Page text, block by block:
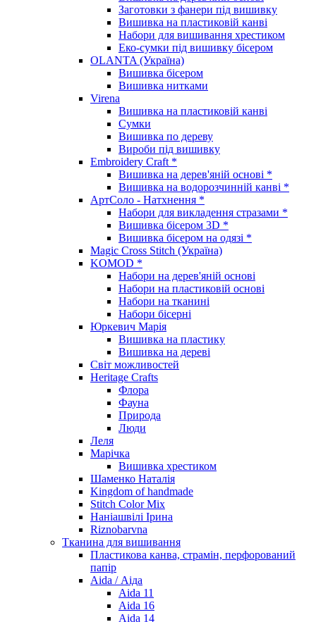
Заготовки з фанери під вишивку
Вишивка на пластиковій канві
Набори для вишивання хрестиком
Еко-сумки під вишивку бісером
OLANTA (Україна)
Вишивка бісером
Вишивка нитками
Virena
Вишивка на пластиковій канві
Сумки
Вишивка по дереву
Вироби під вишивку
Embroidery Craft *
Вишивка на дерев'яній основі *
Вишивка на водорозчинній канві *
АртСоло - Натхнення *
Набори для викладення стразами *
Вишивка бісером 3D *
Вишивка бісером на одязі *
Magic Cross Stitch (Україна)
KOMOD *
Набори на дерев'яній основі
Набори на пластиковій основі
Набори на тканині
Набори бісерні
Юркевич Марія
Вишивка на пластику
Вишивка на дереві
Світ можливостей
Heritage Crafts
Флора
Фауна
Природа
Люди
Леля
Марічка
Вишивка хрестиком
Шаменко Наталія
Kingdom of handmade
Stitch Color Mix
Наніашвілі Ірина
Riznobarvna
Тканина для вишивання
Пластикова канва, страмін, перфорований
папір
Aida / Аіда
Aida 11
Aida 16
Aida 14